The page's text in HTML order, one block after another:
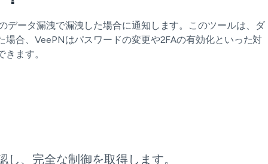
ータ漏洩で漏洩した場合に通知します。このツールは、ダ
合、VeePNはパスワードの変更や2FAの有効化といった対
ます。
、完全な制御を取得します。